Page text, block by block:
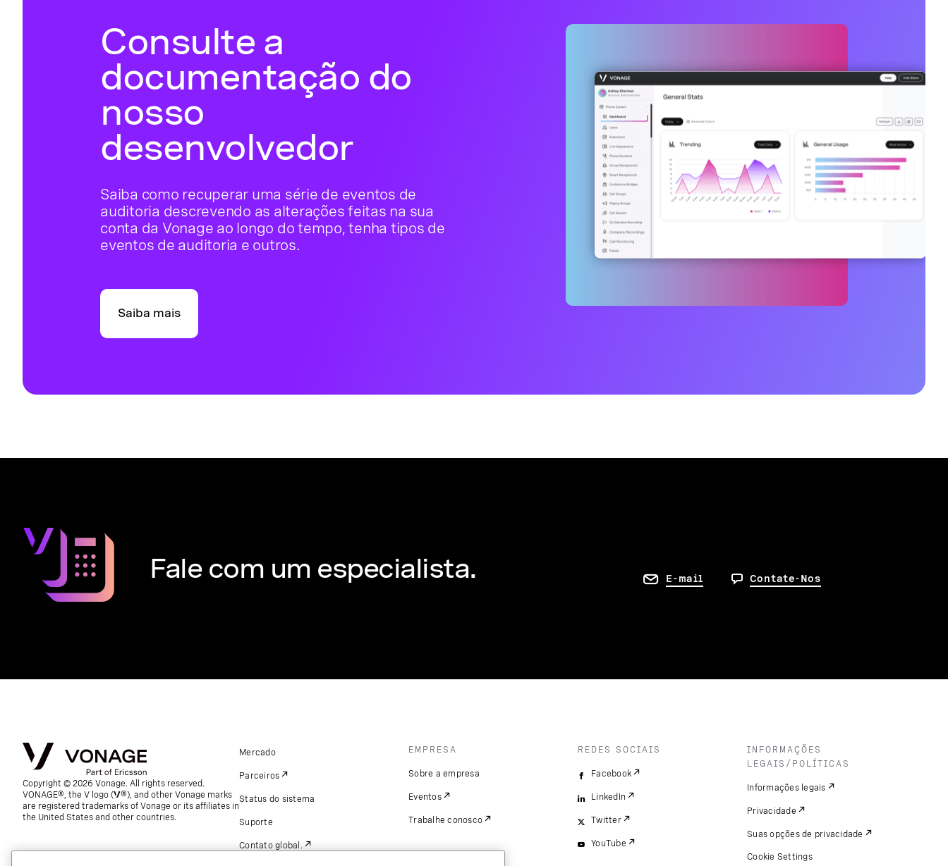
Consulte a
documentação do
nosso
desenvolvedor
Saiba como recuperar uma série de eventos de
auditoria descrevendo as alterações feitas na sua
conta da Vonage ao longo do tempo, tenha tipos de
eventos de auditoria e outros.
Saiba mais
Fale com um especialista. E-mail Contate-Nos
Copyright © 2026 Vonage. All rights reserved.
VONAGE®, the V logo (
®), and other Vonage marks
are registered trademarks of Vonage or its affiliates in
the United States and other countries.
Mercado
Parceiros
Status do sistema
Suporte
Contato global.
EMPRESA
Sobre a empresa
Eventos
Trabalhe conosco
REDES SOCIAIS
Facebook
LinkedIn
Twitter
YouTube
INFORMAÇÕES
LEGAIS/POLÍTICAS
Informações legais
Privacidade
Suas opções de privacidade
Cookie Settings